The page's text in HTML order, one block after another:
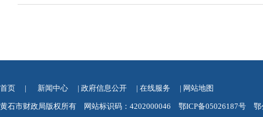
首页 | 新闻中心 | 政府信息公开 | 在线服务 | 网站地图
黄石市财政局版权所有 网站标识码：4202000046 鄂ICP备05026187号 鄂